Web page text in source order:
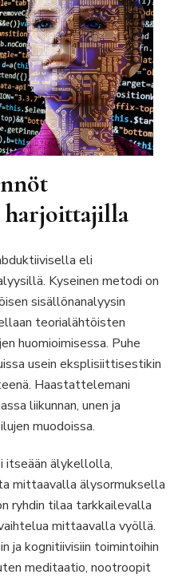
eli
Kyseinen metodi on
sisällönanalyysin
teorialähtöisten
huomioimisessa. Puhe
usein eksplisiittisestikin
Haastattelemani
liikunnan, unen ja
muodoissa.
itseään älykellolla,
mittaavalla älysormuksella
ryhdin tilaa tarkkailevalla
mittaavalla vyöllä.
ja kognitiivisiin toimintoihin
meditaatio, nootroopit